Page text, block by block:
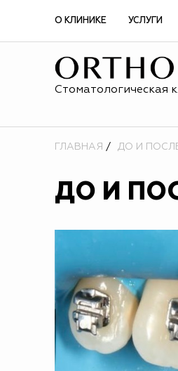
О КЛИНИКЕ УСЛУГИ
Стоматологическая
ГЛАВНАЯ ДО И
ДО И